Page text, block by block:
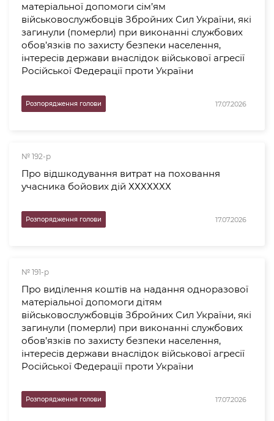
матеріальної допомоги сім’ям
військовослужбовців Збройних Сил України, які
загинули (померли) при виконанні службових
обов’язків по захисту безпеки населення,
інтересів держави внаслідок військової агресії
Російської Федерації проти України
Розпорядження голови 17.07.2026
№ 192-р
Про відшкодування витрат на поховання
учасника бойових дій ХХХХХХХ
Розпорядження голови 17.07.2026
№ 191-р
Про виділення коштів на надання одноразової
матеріальної допомоги дітям
військовослужбовців Збройних Сил України, які
загинули (померли) при виконанні службових
обов’язків по захисту безпеки населення,
інтересів держави внаслідок військової агресії
Російської Федерації проти України
Розпорядження голови 17.07.2026